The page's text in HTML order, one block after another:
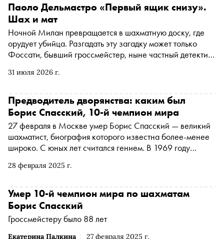
31 июля 2026 г.
Паоло Дельмастро «Первый ящик снизу».
Шах и мат
Ночной Милан превращается в шахматную доску, где
орудует убийца. Разгадать эту загадку может только
Фоссати, бывший гроссмейстер, ныне частный детектив.
«Сноб» публикует фрагмент из романа, вышедшего в
28 февраля 2025 г.
Предводитель дворянства: каким был
Борис Спасский, 10-й чемпион мира
27 февраля в Москве умер Борис Спасский — великий
шахматист, биография которого известна более-менее
широко. С юных лет считался гением. В 1969 году
мира. В 1972 году пытался защитить корону в самом
против американца Бобби Фишера — и проиграл. Часто
женился, один раз — на француженке с русскими
корнями Марине Щербачевой. К ней и уехал во
Францию, взяв местное гражданство (а шел, на минутку,
1978 год). В 2012 году развелся, вернулся в Россию и все
Екатерина Палкина 27 февраля 2025 г.
Умер 10-й чемпион мира по шахматам
Борис Спасский
Гроссмейстеру было 88 лет